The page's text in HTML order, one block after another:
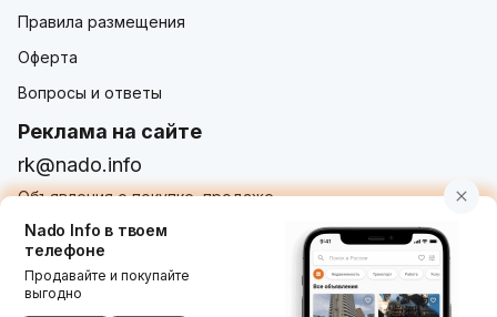
Правила размещения
Оферта
Вопросы и ответы
Реклама на сайте
rk@nado.info
Объявления о покупке, продаже,
услугах от частных лиц и организаций
Использование nado.info, в том числе и размещение
Nado Info в твоем
телефоне
Продавайте и покупайте
выгодно